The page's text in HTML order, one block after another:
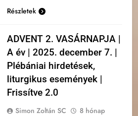
Részletek
ADVENT 2. VASÁRNAPJA |
A év | 2025. december 7. |
Plébániai hirdetések,
liturgikus események |
Frissítve 2.0
Simon Zoltán SC
8 hónap